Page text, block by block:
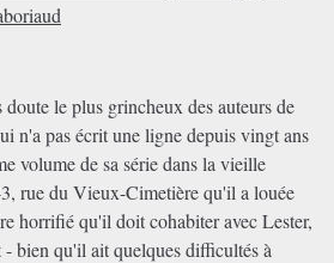
le plus grincheux des auteurs de
n'a pas écrit une ligne depuis vingt ans
volume de sa série dans la vieille
rue du Vieux-Cimetière qu'il a louée
horrifié qu'il doit cohabiter avec Lester,
bien qu'il ait quelques difficultés à